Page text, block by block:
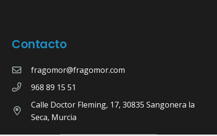
Contacto
fragomor@fragomor.com
968 89 15 51
Calle Doctor Fleming, 17, 30835 Sangonera la
Seca, Murcia